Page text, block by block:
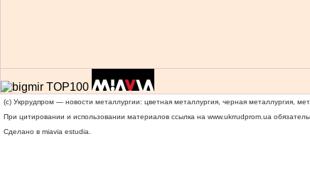
(c) Укррудпром — новости металлургии: цветная металлургия, черная металлургия,
При цитировании и использовании материалов ссылка на www.ukrrudprom.ua
Сделано в miavia estudia.